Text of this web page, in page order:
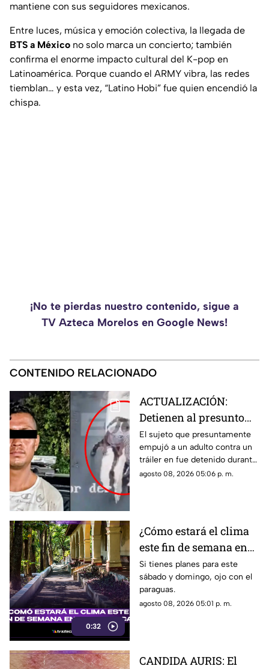
mantiene con sus seguidores mexicanos.
Entre luces, música y emoción colectiva, la llegada de
BTS a México no solo marca un concierto; también
confirma el enorme impacto cultural del K-pop en
Latinoamérica. Porque cuando el ARMY vibra, las redes
tiemblan… y esta vez, “Latino Hobi” fue quien encendió la
chispa.
¡No te pierdas nuestro contenido, sigue a
TV Azteca Morelos en Google News!
CONTENIDO RELACIONADO
ACTUALIZACIÓN:
Detienen al presunto
responsable que
empujó a un hombre de
la tercera edad contra
un tráiler
El sujeto que presuntamente
empujó a un adulto contra un
tráiler en fue detenido durante
la madrugada de este sábado 8
agosto 08, 2026 05:06 p. m.
0:32
¿Cómo estará el clima
este fin de semana en
Cuernavaca?
Si tienes planes para este
sábado y domingo, ojo con el
paraguas.
agosto 08, 2026 05:01 p. m.
CANDIDA AURIS: El